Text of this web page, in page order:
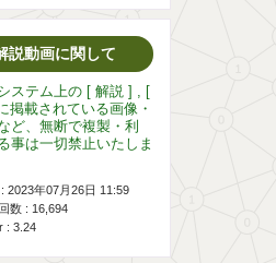
説動画に関して
ステム上の [ 解説 ] , [
掲載されている画像・
ど、無断で複製・利
事は一切禁止いたしま
2023年07月26日 11:59
数 : 16,694
: 3.24